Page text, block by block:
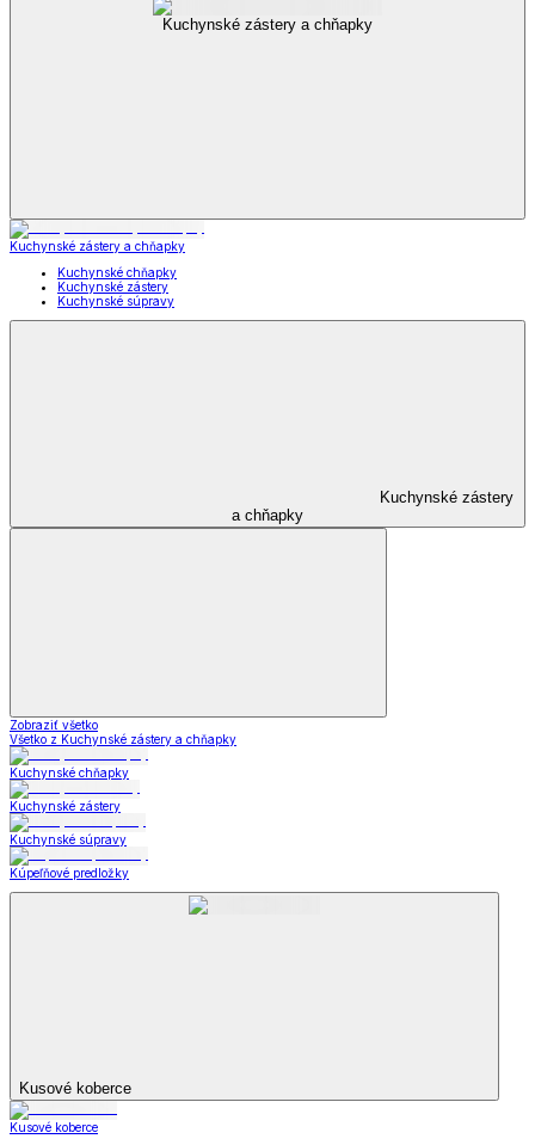
Kuchynské zástery a chňapky
Kuchynské zástery a chňapky
Kuchynské chňapky
Kuchynské zástery
Kuchynské súpravy
Kuchynské zástery
a chňapky
Zobraziť všetko
Všetko z Kuchynské zástery a chňapky
Kuchynské chňapky
Kuchynské zástery
Kuchynské súpravy
Kúpeľňové predložky
Kusové koberce
Kusové koberce